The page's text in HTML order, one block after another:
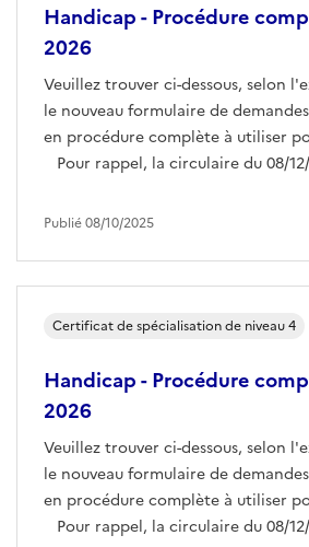
Handicap - Procédure
2026
Veuillez trouver ci-dessous, selon
le nouveau formulaire de
en procédure complète à utiliser
Pour rappel, la circulaire du 08/
Publié 08/10/2025
Handicap - Procédure
2026
Veuillez trouver ci-dessous, selon
le nouveau formulaire de
en procédure complète à utiliser
Pour rappel, la circulaire du 08/
Certificat de spécialisation de niveau 4